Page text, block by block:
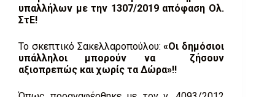
υπαλλήλων με την 1307/2019 απόφαση Ολ.
ΣτΕ!
Το σκεπτικό Σακελλαροπούλου:«Οι δημόσιοι
υπάλληλοι μπορούν να ζήσουν
αξιοπρεπώς και χωρίς τα Δώρα»!!